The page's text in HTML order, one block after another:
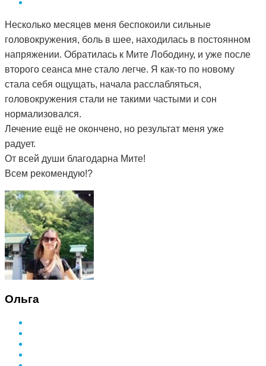
Несколько месяцев меня беспокоили сильные
головокружения, боль в шее, находилась в постоянном
напряжении. Обратилась к Мите Лободину, и уже после
второго сеанса мне стало легче. Я как-то по новому
стала себя ощущать, начала расслабляться,
головокружения стали не такими частыми и сон
нормализовался.
Лечение ещё не окончено, но результат меня уже
радует.
От всей души благодарна Мите!
Всем рекомендую!?
Ольга